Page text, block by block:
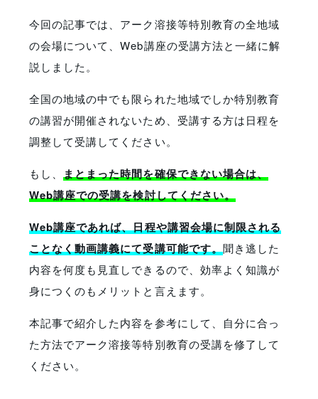
今回の記事では、アーク溶接等特別教育の全地域
の会場について、Web講座の受講方法と一緒に解
説しました。
全国の地域の中でも限られた地域でしか特別教育
の講習が開催されないため、受講する方は日程を
調整して受講してください。
もし、まとまった時間を確保できない場合は、
Web講座での受講を検討してください。
Web講座であれば、日程や講習会場に制限される
ことなく動画講義にて受講可能です。聞き逃した
内容を何度も見直しできるので、効率よく知識が
身につくのもメリットと言えます。
本記事で紹介した内容を参考にして、自分に合っ
た方法でアーク溶接等特別教育の受講を修了して
ください。